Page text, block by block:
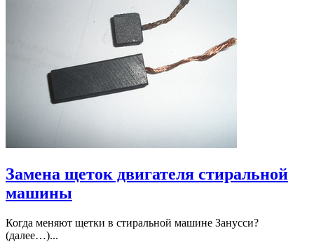
Замена щеток двигателя стиральной
машины
Когда меняют щетки в стиральной машине Занусси?
(далее…)...